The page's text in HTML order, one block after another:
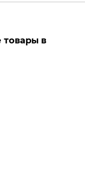
товары в